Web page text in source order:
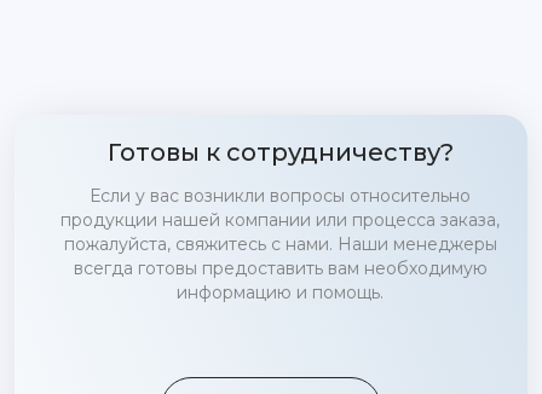
Готовы к сотрудничеству?
Если у вас возникли вопросы относительно
продукции нашей компании или процесса заказа,
пожалуйста, свяжитесь с нами. Наши менеджеры
всегда готовы предоставить вам необходимую
информацию и помощь.